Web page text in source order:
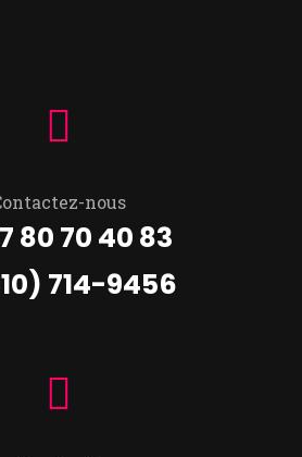
nous
80 70 40 83
714-9456